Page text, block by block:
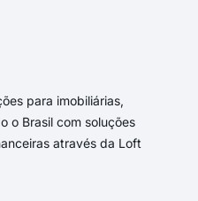
para imobiliárias,
o Brasil com soluções
através da Loft